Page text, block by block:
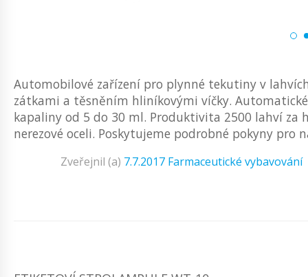
Automobilové zařízení pro plynné tekutiny v
zátkami a těsněním hliníkovými víčky.
kapaliny od 5 do 30 ml. Produktivita 2500 lahví za
nerezové oceli. Poskytujeme podrobné pokyny pro
Zveřejnil (a) 7.7.2017 Farmaceutické vybavování